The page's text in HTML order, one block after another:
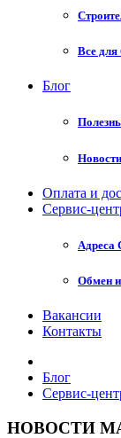
Все для
Блог
Оплата и
Сервис-
Адреса
Обмен и
Вакансии
Контакты
Блог
Сервис-
НОВОСТИ